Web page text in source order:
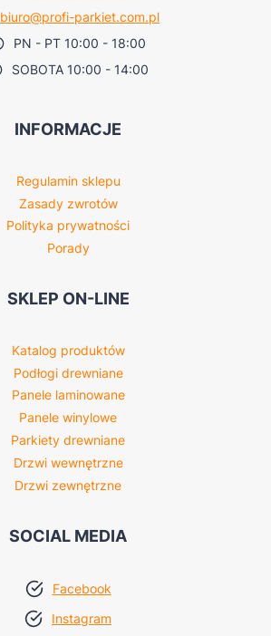
biuro@profi-parkiet.com.pl
PN - PT 10:00 - 18:00
SOBOTA 10:00 - 14:00
INFORMACJE
Regulamin sklepu
Zasady zwrotów
Polityka prywatności
Porady
SKLEP ON-LINE
Katalog produktów
Podłogi drewniane
Panele laminowane
Panele winylowe
Parkiety drewniane
Drzwi wewnętrzne
Drzwi zewnętrzne
SOCIAL MEDIA
Facebook
Instagram